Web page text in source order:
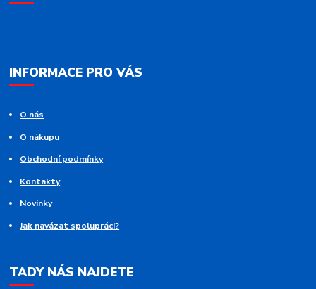
INFORMACE PRO VÁS
O nás
O nákupu
Obchodní podmínky
Kontakty
Novinky
Jak navázat spolupráci?
TADY NÁS NAJDETE